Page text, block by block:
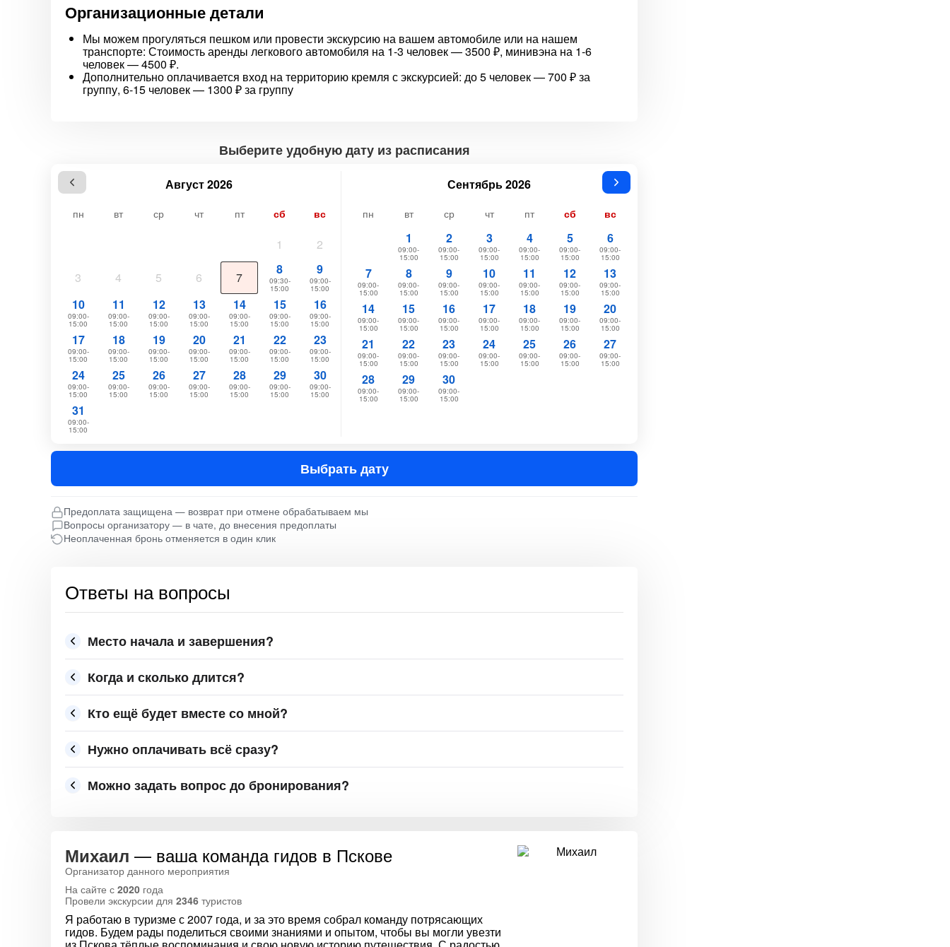
Организационные детали
Мы можем прогуляться пешком или провести экскурсию на вашем автомобиле или на нашем
транспорте: Стоимость аренды легкового автомобиля на 1-3 человек — 3500 ₽, минивэна на 1-6
человек — 4500 ₽.
Дополнительно оплачивается вход на территорию кремля с экскурсией: до 5 человек — 700 ₽ за
группу, 6-15 человек — 1300 ₽ за группу
Выберите удобную дату из расписания
Август 2026
пн вт ср чт пт сб вс
1 2
3 4 5 6 7
8
09:30-
15:00
9
09:00-
15:00
10
09:00-
15:00
11
09:00-
15:00
12
09:00-
15:00
13
09:00-
15:00
14
09:00-
15:00
15
09:00-
15:00
16
09:00-
15:00
17
09:00-
15:00
18
09:00-
15:00
19
09:00-
15:00
20
09:00-
15:00
21
09:00-
15:00
22
09:00-
15:00
23
09:00-
15:00
24
09:00-
15:00
25
09:00-
15:00
26
09:00-
15:00
27
09:00-
15:00
28
09:00-
15:00
29
09:00-
15:00
30
09:00-
15:00
31
09:00-
15:00
Сентябрь 2026
пн вт ср чт пт сб вс
1
09:00-
15:00
2
09:00-
15:00
3
09:00-
15:00
4
09:00-
15:00
5
09:00-
15:00
6
09:00-
15:00
7
09:00-
15:00
8
09:00-
15:00
9
09:00-
15:00
10
09:00-
15:00
11
09:00-
15:00
12
09:00-
15:00
13
09:00-
15:00
14
09:00-
15:00
15
09:00-
15:00
16
09:00-
15:00
17
09:00-
15:00
18
09:00-
15:00
19
09:00-
15:00
20
09:00-
15:00
21
09:00-
15:00
22
09:00-
15:00
23
09:00-
15:00
24
09:00-
15:00
25
09:00-
15:00
26
09:00-
15:00
27
09:00-
15:00
28
09:00-
15:00
29
09:00-
15:00
30
09:00-
15:00
Выбрать дату
Предоплата защищена — возврат при отмене обрабатываем мы
Вопросы организатору — в чате, до внесения предоплаты
Неоплаченная бронь отменяется в один клик
Ответы на вопросы
Место начала и завершения?
Когда и сколько длится?
Кто ещё будет вместе со мной?
Нужно оплачивать всё сразу?
Можно задать вопрос до бронирования?
Михаил — ваша команда гидов в Пскове
Организатор данного мероприятия
На сайте с 2020 года
Провели экскурсии для 2346 туристов
Я работаю в туризме с 2007 года, и за это время собрал команду потрясающих
гидов. Будем рады поделиться своими знаниями и опытом, чтобы вы могли увезти